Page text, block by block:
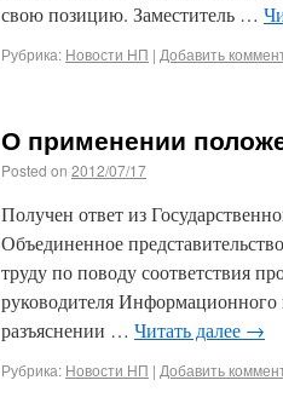
свою позицию. Заместитель …
Рубрика: Новости НП | Добавить
О применении
Posted on 2012/07/17
Получен ответ из
Объединенное
труду по поводу соответствия
руководителя
разъяснении … Читать далее →
Рубрика: Новости НП | Добавить